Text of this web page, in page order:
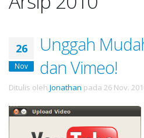
26
Nov
Unggah
dan Vimeo!
Ditulis oleh Jonathan pada 26 Nov.